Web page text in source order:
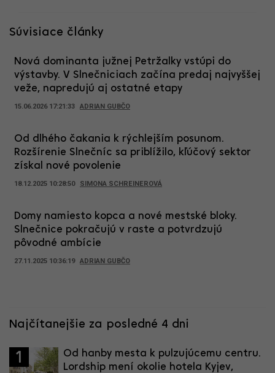
Súvisiace články
Nová dominanta južnej Petržalky vstúpi do
výstavby. V Slnečniciach začína predaj najvyššej
veže, napredujú aj ostatné etapy
15.06.2026 17:21:33 ADRIAN GUBČO
Od dlhého čakania k rýchlejším posunom.
Rozšírenie Slnečníc sa priblížilo, kľúčový sektor
získal nové povolenie
18.12.2025 10:28:50 SIMONA SCHREINEROVÁ
Domy namiesto kopca a nové mestské bloky.
Slnečnice pokračujú v raste a potvrdzujú
pôvodné ambície
27.11.2025 10:36:19 ADRIAN GUBČO
Najčítanejšie za posledné 4 dni
1
Od hanby mesta k pulzujúcemu centru.
Lordship mení okolie hotela Kyjev,